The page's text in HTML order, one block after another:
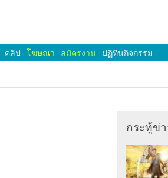
คลิป โฆษณา สมัครงาน ปฏิทินกิจกรรม
กระทู้ข่